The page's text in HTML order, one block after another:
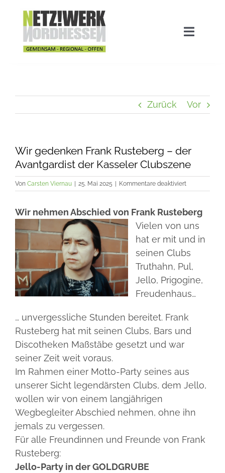
springen
Ausgezeichnet!
5 Fragen
Businesspartner
Zurück Vor
Wir gedenken Frank Rusteberg – der
Avantgardist der Kasseler Clubszene
Von Carsten Viernau 25. Mai 2025 Kommentare deaktiviertfür
Wir
Frank
Rusteberg
–
der
der
Kasseler
Wir nehmen Abschied von Frank Rusteberg
Vielen von uns
hat er mit und in
seinen Clubs
Truthahn, Pul,
Jello, Prigogine,
Freudenhaus…
… unvergessliche Stunden bereitet. Frank
Rusteberg hat mit seinen Clubs, Bars und
Discotheken Maßstäbe gesetzt und war
seiner Zeit weit voraus.
Im Rahmen einer Motto-Party seines aus
unserer Sicht legendärsten Clubs, dem Jello,
wollen wir von einem langjährigen
Wegbegleiter Abschied nehmen, ohne ihn
jemals zu vergessen.
Für alle Freundinnen und Freunde von Frank
Rusteberg:
Jello-Party in derGOLDGRUBE